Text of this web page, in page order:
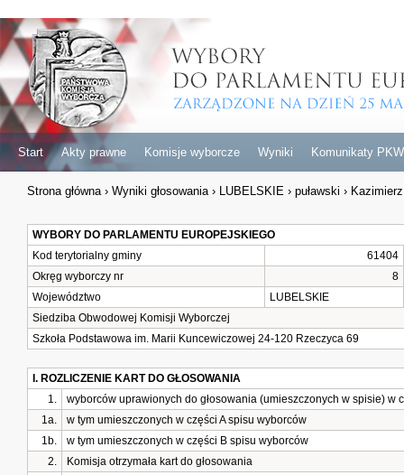
Start Akty prawne Komisje wyborcze Wyniki Komunikaty PKW
Strona główna › Wyniki głosowania › LUBELSKIE › puławski ›
WYBORY DO PARLAMENTU EUROPEJSKIEGO
Kod terytorialny gminy
61404
Okręg wyborczy nr
8
Województwo
LUBELSKIE
Siedziba Obwodowej Komisji Wyborczej
Szkoła Podstawowa im. Marii Kuncewiczowej 24-120 Rzeczyca 69
I. ROZLICZENIE KART DO GŁOSOWANIA
1.
wyborców uprawionych do głosowania (umieszczonych w spisie) w
1a.
w tym umieszczonych w części A spisu wyborców
1b.
w tym umieszczonych w części B spisu wyborców
2.
Komisja otrzymała kart do głosowania